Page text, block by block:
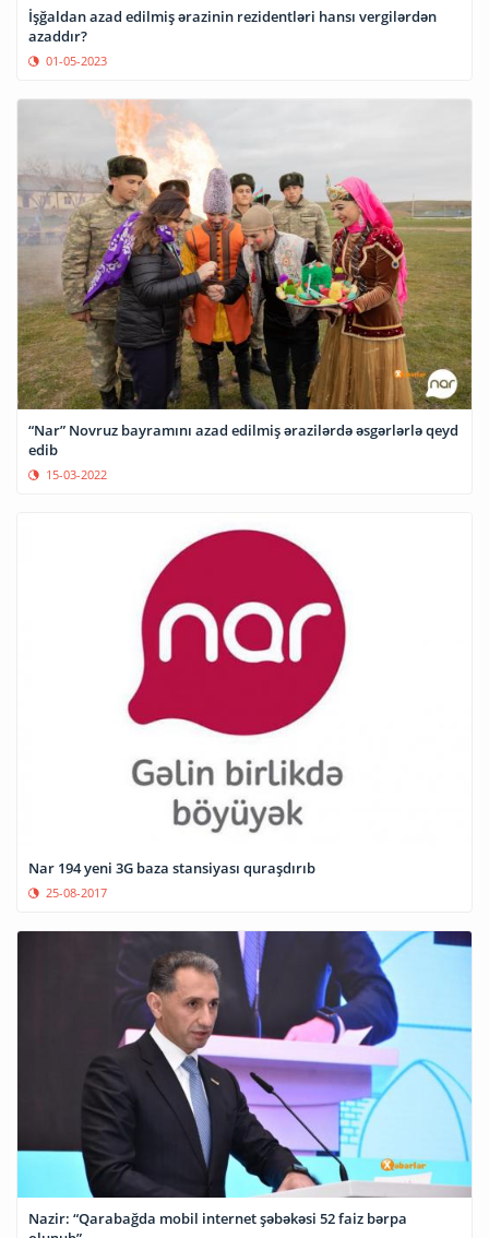
İşğaldan azad edilmiş ərazinin rezidentləri hansı vergilərdən
azaddır?
01-05-2023
“Nar” Novruz bayramını azad edilmiş ərazilərdə əsgərlərlə qeyd
edib
15-03-2022
Nar 194 yeni 3G baza stansiyası quraşdırıb
25-08-2017
Nazir: “Qarabağda mobil internet şəbəkəsi 52 faiz bərpa